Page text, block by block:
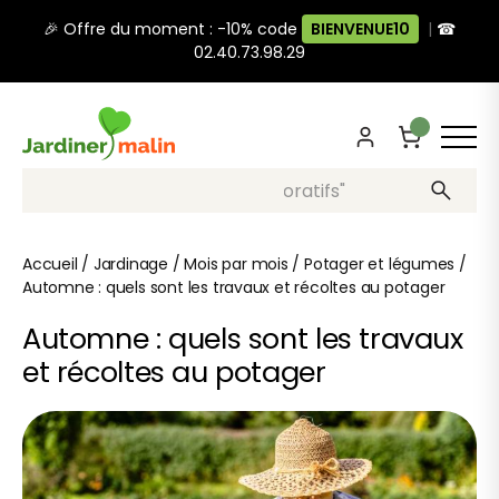
🎉 Offre du moment : -10% code BIENVENUE10 | ☎
02.40.73.98.29
Recherche, ex: "pots décoratifs"
Accueil / Jardinage /Mois par mois /Potager et légumes /
Automne : quels sont les travaux et récoltes au potager
Automne : quels sont les travaux
et récoltes au potager